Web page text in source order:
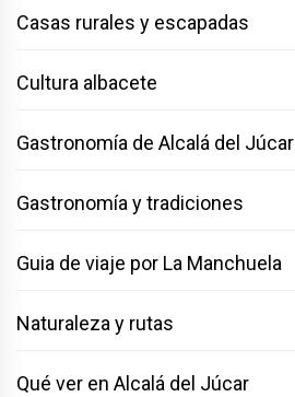
Casas rurales y escapadas
Cultura albacete
Gastronomía de Alcalá del Júcar
Gastronomía y tradiciones
Guia de viaje por La Manchuela
Naturaleza y rutas
Qué ver en Alcalá del Júcar